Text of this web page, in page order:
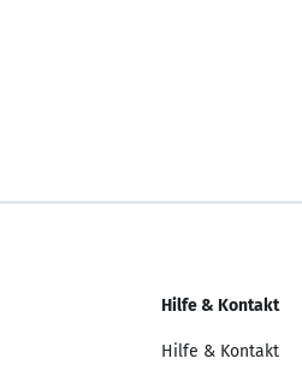
Hilfe & Kontakt
Hilfe & Kontakt